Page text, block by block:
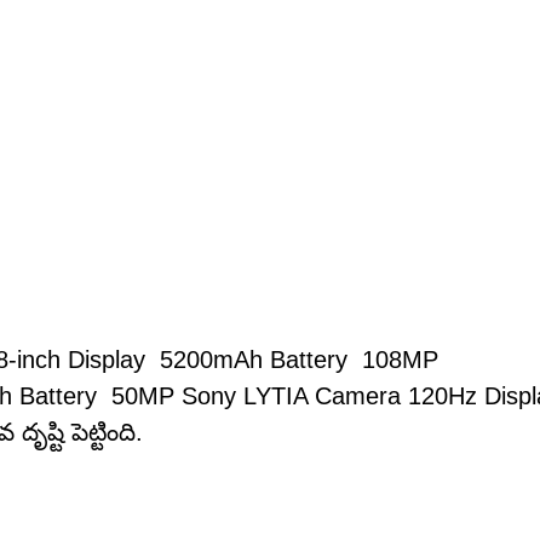
Display 5200mAh Battery 108MP
50MP Sony LYTIA Camera 120Hz
పెట్టింది.